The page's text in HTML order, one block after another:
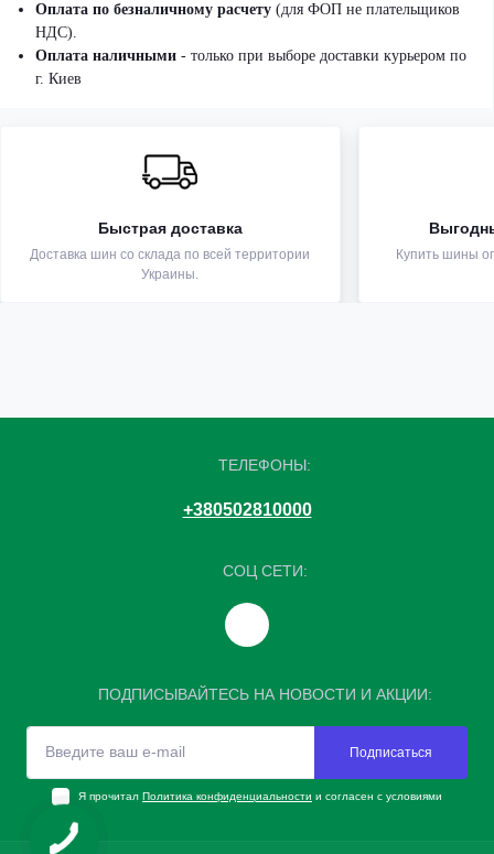
Оплата по безналичному расчету (для ФОП не плательщиков
НДС).
Оплата наличными - только при выборе доставки курьером по
г. Киев
Быстрая доставка
Доставка шин со склада по всей территории
Украины.
Купить шины
ТЕЛЕФОНЫ:
+380502810000
СОЦ СЕТИ:
ПОДПИСЫВАЙТЕСЬ НА НОВОСТИ И АКЦИИ:
Подписаться
Я прочитал Политика конфиденциальности и согласен с условиями